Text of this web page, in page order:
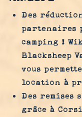
Des
partenaires
camping !
Blacksheep
vous
location à
Des remises
grâce à